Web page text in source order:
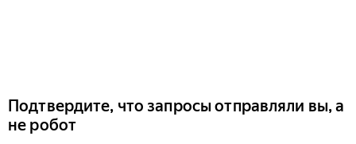
Подтвердите, что запросы отправляли вы, а
не робот